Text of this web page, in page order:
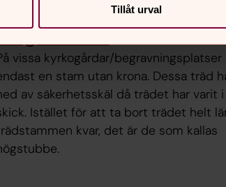
Tillåt urval
vissa kyrkogårdar/
en stam utan krona. Dessa träd
av säkerhetsskäl då trädet har varit
Istället för att ta bort trädet helt
kvar, det är de som kallas